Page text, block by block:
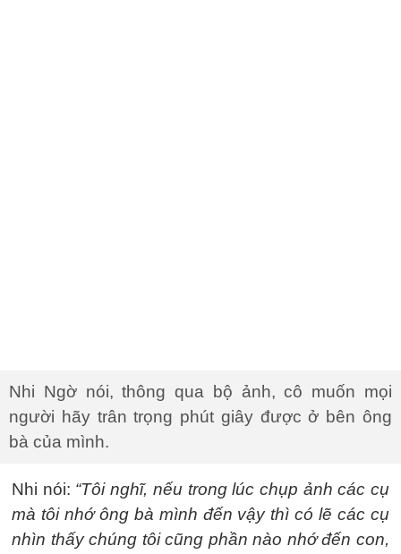
Nhi Ngờ nói, thông qua bộ ảnh, cô muốn mọi
người hãy trân trọng phút giây được ở bên ông
bà của mình.
Nhi nói: “Tôi nghĩ, nếu trong lúc chụp ảnh các cụ
mà tôi nhớ ông bà mình đến vậy thì có lẽ các cụ
nhìn thấy chúng tôi cũng phần nào nhớ đến con,